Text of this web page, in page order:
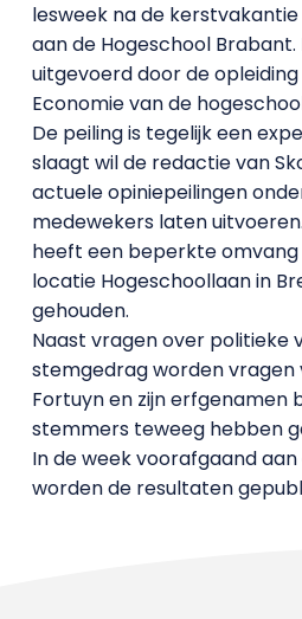
lesweek na de
aan de Hogeschool
uitgevoerd door de
Economie van de
De peiling is tegelijk een
slaagt wil de redactie van
actuele opiniepeilingen
medewekers laten
heeft een beperkte omvang
locatie Hogeschoollaan in
gehouden.
Naast vragen over politieke
stemgedrag worden
Fortuyn en zijn erfgenamen
stemmers teweeg hebben
In de week voorafgaand
worden de resultaten